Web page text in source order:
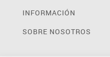
INFORMACIÓN
SOBRE NOSOTROS